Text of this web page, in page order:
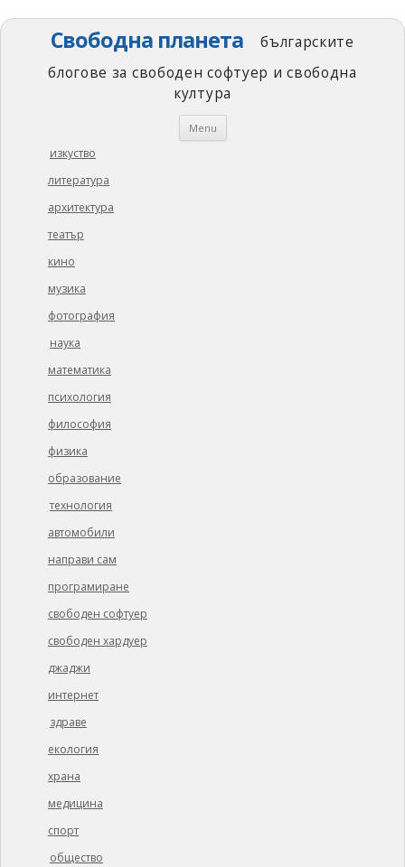
Свободна планета
българските
блогове за свободен софтуер и свободна
култура
Menu Skip
изкуство
литература
архитектура
театър
кино
музика
фотография
наука
математика
психология
философия
физика
образование
технология
автомобили
направи сам
програмиране
свободен софтуер
свободен хардуер
джаджи
интернет
здраве
екология
храна
медицина
спорт
общество